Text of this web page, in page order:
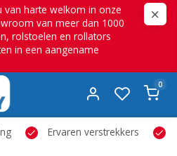
van harte welkom in onze
van meer dan 1000
rolstoelen en rollators
in een aangename
0
Ervaren verstrekkers